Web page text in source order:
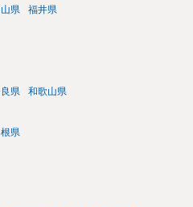
県 福井県
県 和歌山県
県